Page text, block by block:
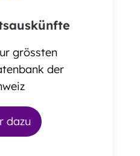
grössten
der
dazu